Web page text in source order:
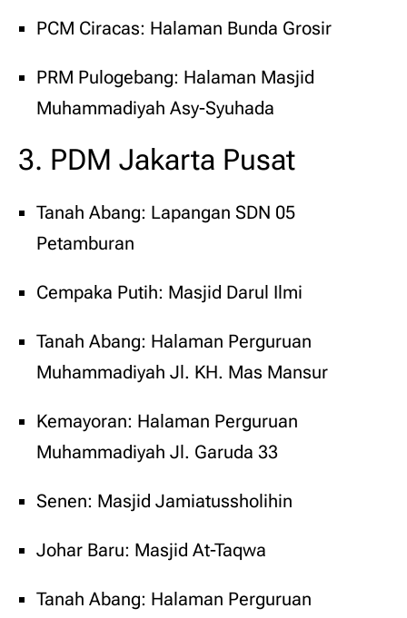
PCM Ciracas: Halaman Bunda Grosir
PRM Pulogebang: Halaman Masjid
Muhammadiyah Asy-Syuhada
3. PDM Jakarta Pusat
Tanah Abang: Lapangan SDN 05
Petamburan
Cempaka Putih: Masjid Darul Ilmi
Tanah Abang: Halaman Perguruan
Muhammadiyah Jl. KH. Mas Mansur
Kemayoran: Halaman Perguruan
Muhammadiyah Jl. Garuda 33
Senen: Masjid Jamiatussholihin
Johar Baru: Masjid At-Taqwa
Tanah Abang: Halaman Perguruan